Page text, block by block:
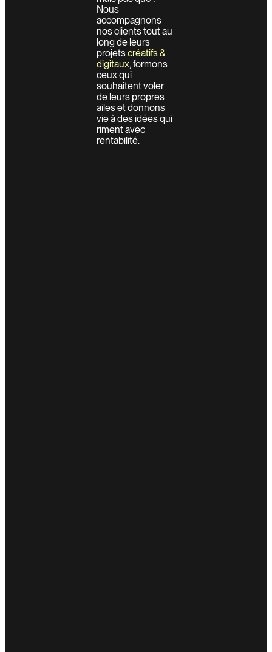
Nous
accompagnons
nos clients tout au
long de leurs
projetscréatifs &
digitaux, formons
ceux qui
souhaitent voler
de leurs propres
ailes et donnons
vie à des idées qui
riment avec
rentabilité.